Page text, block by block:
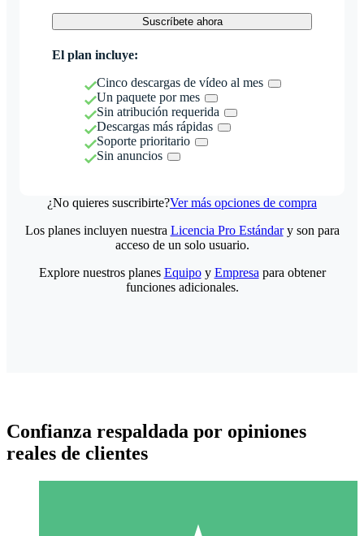
Suscríbete ahora
El plan incluye:
Cinco descargas de vídeo al mes
Un paquete por mes
Sin atribución requerida
Descargas más rápidas
Soporte prioritario
Sin anuncios
¿No quieres suscribirte?Ver más opciones de compra
Los planes incluyen nuestra Licencia Pro Estándary son para
acceso de un solo usuario.
Explore nuestros planes Equipoy Empresa para obtener
funciones adicionales.
Confianza respaldada por opiniones
reales de clientes